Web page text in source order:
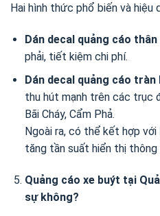
Hai hình thức phổ biến và hiệu
Dán decal quảng cáo
phải, tiết kiệm chi phí.
Dán decal quảng cáo
thu hút mạnh trên các trục
Bãi Cháy, Cẩm Phả.
Ngoài ra, có thể kết hợp với
tăng tần suất hiển thị thông
Quảng cáo xe buýt tại
sự không?